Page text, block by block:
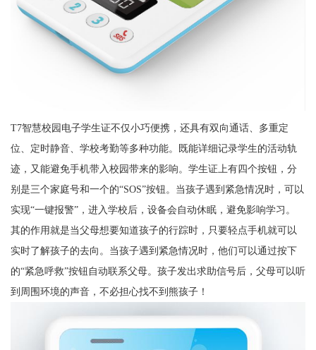
T7智慧校园电子学生证不仅小巧便携，还具有双向通话、多重定
位、定时静音、学校考勤等多种功能。既能详细记录学生的活动轨
迹，又能避免手机带入校园带来的影响。学生证上有四个按钮，分
别是三个家庭号和一个的“SOS”按钮。当孩子遇到紧急情况时，可以
实现“一键报警”，进入学校后，设备会自动休眠，避免影响学习。
其的作用就是当父母想要知道孩子的行踪时，只要轻点手机就可以
实时了解孩子的去向。当孩子遇到紧急情况时，他们可以通过按下
的“紧急呼救”按钮自动联系父母。孩子发出求助信号后，父母可以听
到周围环境的声音，不必担心找不到熊孩子！